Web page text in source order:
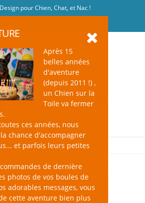
pour Chien, Chat, et Nac !
Après 15
belles années
d'aventure
(depuis 2011 !) ,
un Chien sur la
Toile va fermer
ces années, nous
chance d'accompagner
et parfois leurs petites
de dernière
photos de vos boules de
adorables messages, vous
cette aventure bien plus